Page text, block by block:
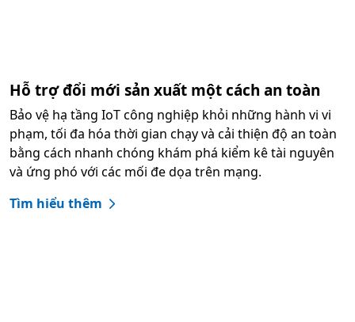
Hỗ trợ đổi mới sản xuất một cách an toàn
Bảo vệ hạ tầng IoT công nghiệp khỏi những hành vi vi
phạm, tối đa hóa thời gian chạy và cải thiện độ an toàn
bằng cách nhanh chóng khám phá kiểm kê tài nguyên
và ứng phó với các mối đe dọa trên mạng.
Tìm hiểu thêm